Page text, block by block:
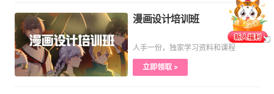
漫画设计培训班
人手一份，独家学习资料和课程
立即领取 >